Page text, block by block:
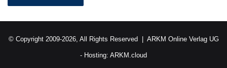
© Copyright 2009-2026, All Rights Reserved | ARKM Online Verlag UG
- Hosting: ARKM.cloud